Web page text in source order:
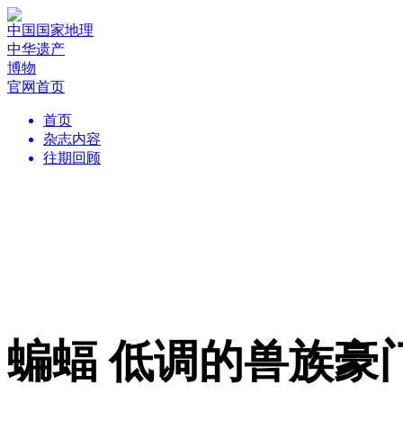
中国国家地理
中华遗产
博物
官网首页
首页
杂志内容
往期回顾
蝙蝠 低调的兽族豪